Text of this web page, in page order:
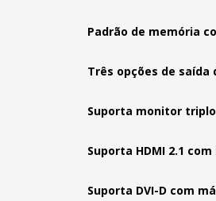
Padrão de memória
Três opções de saída
Suporta monitor triplo
Suporta HDMI 2.1
Suporta DVI-D com